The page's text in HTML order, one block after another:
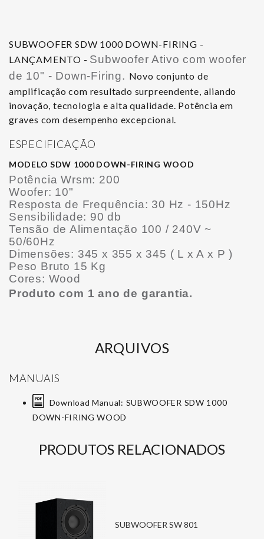
SUBWOOFER SDW 1000 DOWN-FIRING -
LANÇAMENTO - Subwoofer Ativo com woofer
de 10" - Down-Firing. Novo conjunto de
amplificação com resultado surpreendente, aliando
inovação, tecnologia e alta qualidade. Potência em
graves com desempenho excepcional.
ESPECIFICAÇÃO
MODELO SDW 1000 DOWN-FIRING WOOD
Potência Wrsm: 200
Woofer: 10"
Resposta de Frequência: 30 Hz - 150Hz
Sensibilidade: 90 db
Tensão de Alimentação 100 / 240V ~
50/60Hz
Dimensões: 345 x 355 x 345 ( L x A x P )
Peso Bruto 15 Kg
Cores: Wood
Produto com 1 ano de garantia.
ARQUIVOS
MANUAIS
Download Manual: SUBWOOFER SDW 1000
DOWN-FIRING WOOD
PRODUTOS RELACIONADOS
SUBWOOFER SW 801